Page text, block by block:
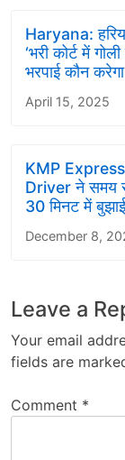
Haryana:
‘भरी कोर्ट में
भरपाई कौन
April 15, 2025
KMP
Driver ने समय
30 मिनट में
December 8,
Leave a
Your email
fields are
Comment *